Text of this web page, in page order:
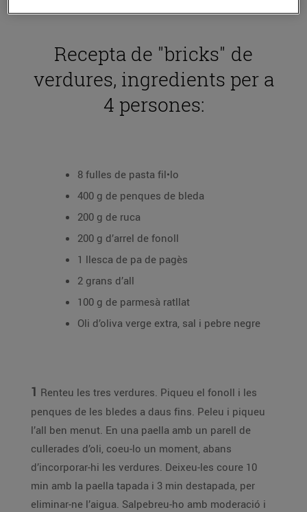
Recepta de "bricks" de
verdures, ingredients per a
4 persones:
8 fulles de pasta fil•lo
400 g de penques de bleda
200 g de ruca
200 g d’arrel de fonoll
1 llesca de pa de pagès
2 grans d’all
100 g de parmesà ratllat
Oli d’oliva verge extra, sal i pebre negre
1 Renteu les tres verdures. Piqueu el fonoll i les
penques de les bledes a daus fins. Peleu i piqueu
l’all ben menut. En una paella amb un parell de
cullerades d’oli, coeu-lo un moment, abans
d’incorporar-hi les verdures. Deixeu-les coure 10
min amb la paella tapada i 3 min destapada, per
eliminar-ne l’aigua. Salpebreu-ho amb moderació i